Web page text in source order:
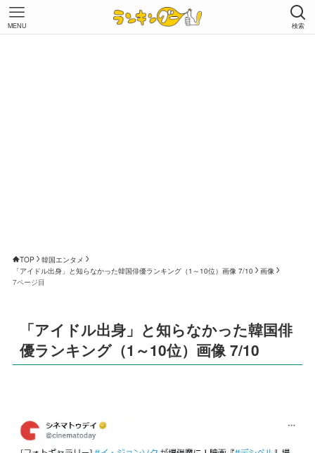
検索
MENU
TOP
韓国エンタメ
「アイドル出身」と知らなかった韓国俳優ランキング（1～10位）画像 7/10
画像
7ページ目
「アイドル出身」と知らなかった韓国俳
優ランキング（1～10位）画像 7/10